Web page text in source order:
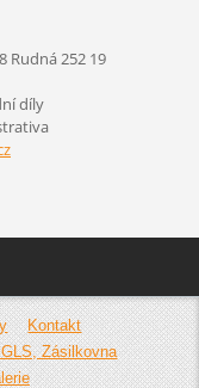
Rudná 252 19
díly
Kontakt
Zásilkovna